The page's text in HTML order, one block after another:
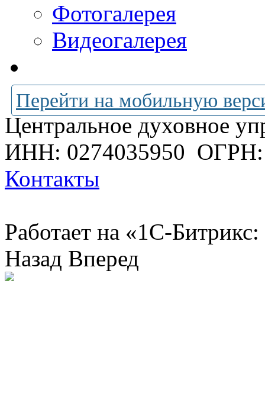
Фотогалерея
Видеогалерея
Перейти на мобильную
Центральное духовное
ИНН: 0274035950 ОГРН:
Контакты
Работает на «1С-
Назад Вперед